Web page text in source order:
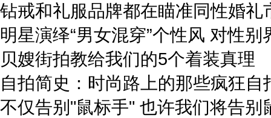
钻戒和礼服品牌都在瞄准同性婚礼
明星演绎“男女混穿”个性风 对性别
贝嫂街拍教给我们的5个着装真理
自拍简史：时尚路上的那些疯狂自
不仅告别"鼠标手" 也许我们将告别